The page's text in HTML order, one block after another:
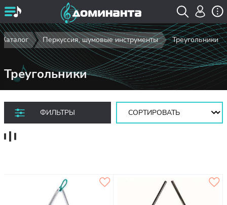
Каталог Перкуссия, шумовые инструменты Треугольники
Треугольники
ФИЛЬТРЫ
Сортировать: